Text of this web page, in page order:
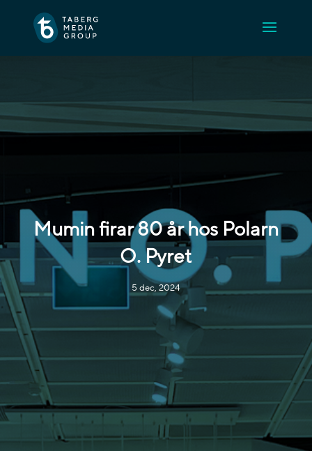
Mumin firar 80 år hos Polarn
O. Pyret
5 dec, 2024